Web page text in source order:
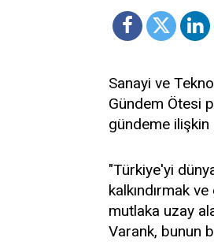
Sanayi ve
Gündem Ötesi
gündeme ilişkin
"Türkiye'yi
kalkındırmak
mutlaka uzay
Varank, bunun